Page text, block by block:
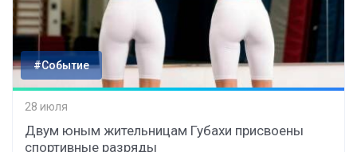
#Событие
28 июля
Двум юным жительницам Губахи присвоены
спортивные разряды